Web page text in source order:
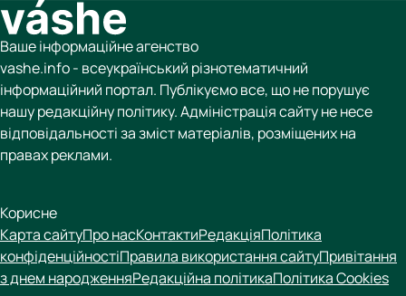
Ваше інформаційне агенство
vashe.info - всеукраїнський різнотематичний
інформаційний портал. Публікуємо все, що не порушує
нашу редакційну політику. Адміністрація сайту не несе
відповідальності за зміст матеріалів, розміщених на
правах реклами.
Корисне
Карта сайтуПро насКонтактиРедакціяПолітика
конфіденційностіПравила використання сайтуПривітання
з днем народженняРедакційна політикаПолітика Cookies